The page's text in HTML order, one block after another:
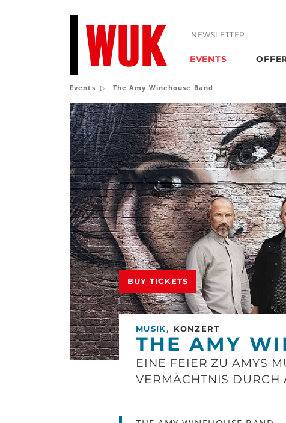
NEWSLETTER
EVENTS
Events The Amy Winehouse Band
BUY TICKETS
MUSIK, KONZERT
THE AMY
EINE FEIER ZU AMYS
VERMÄCHTNIS